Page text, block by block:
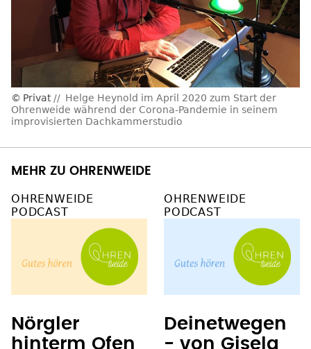
Privat
Helge Heynold im April 2020 zum Start der
Ohrenweide während der Corona-Pandemie in seinem
improvisierten Dachkammerstudio
MEHR ZU OHRENWEIDE
OHRENWEIDE
PODCAST
Nörgler
hinterm Ofen
OHRENWEIDE
PODCAST
Deinetwegen
- von Gisela